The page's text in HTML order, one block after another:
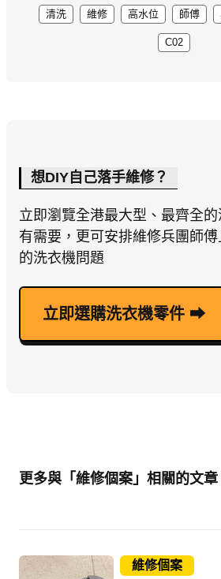
清洗 維修 高水位 師傅
C02
想DIY自己落手維修？
立即瀏覽全港最大型、最齊全
有需要，更可安排維修兵團師
的洗衣機問題
立即選購洗衣機零件 ⮕
更多與「維修個案」相關的文章
維修個案